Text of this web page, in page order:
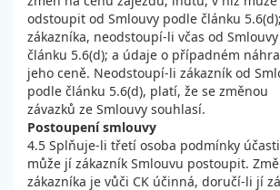
odstoupit od Smlouvy podle článku
zákazníka, neodstoupí-li včas od
článku 5.6(d); a údaje o případném
jeho ceně. Neodstoupí-li zákazník od
podle článku 5.6(d), platí, že se změnou
závazků ze Smlouvy souhlasí.
Postoupení smlouvy
4.5 Splňuje-li třetí osoba podmínky
může jí zákazník Smlouvu postoupit.
zákazníka je vůči CK účinná, doručí-li jí